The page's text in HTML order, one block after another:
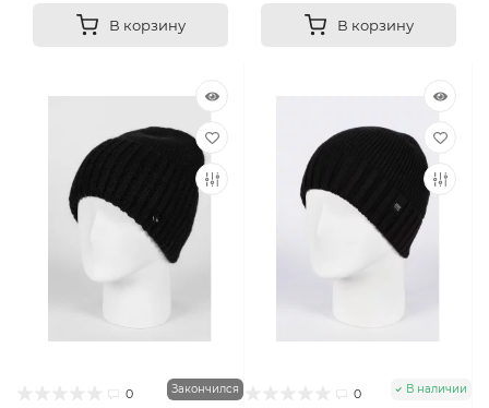
В корзину В корзину
0 Закончился 0 В наличии